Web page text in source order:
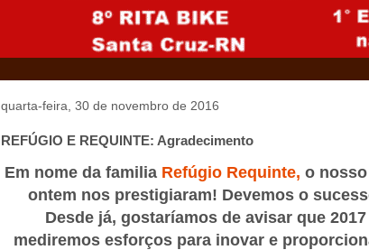
quarta-feira, 30 de novembro de 2016
REFÚGIO E REQUINTE: Agradecimento
Em nome da familia Refúgio Requinte, o
ontem nos prestigiaram! Devemos o
Desde já, gostaríamos de avisar que
mediremos esforços para inovar e